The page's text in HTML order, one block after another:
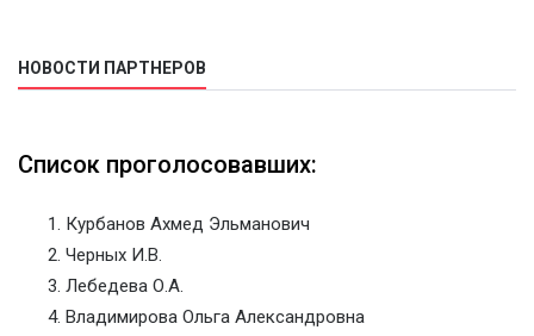
НОВОСТИ ПАРТНЕРОВ
Список проголосовавших:
Курбанов Ахмед Эльманович
Черных И.В.
Лебедева О.А.
Владимирова Ольга Александровна